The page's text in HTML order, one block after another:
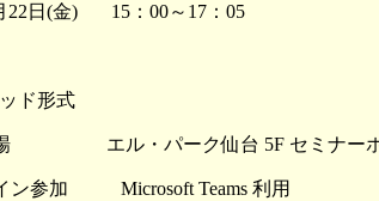
22日(金) 15：00～17：05
ド形式
エル・パーク仙台 5F セミナーホ
ン参加 Microsoft Teams 利用